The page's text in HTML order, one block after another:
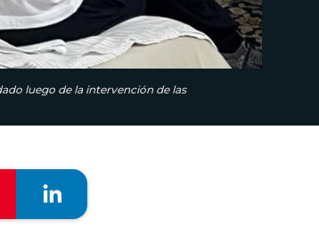
luego de la intervención de las